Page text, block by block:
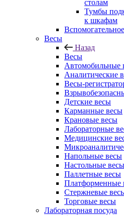
столам
Тумбы
к шкафам
Весы
Назад
Весы
Автомобильные
Аналитические
Весы-
Детские весы
Карманные весы
Крановые весы
Лабораторные
Медицинские
Напольные весы
Настольные весы
Паллетные весы
Платформенные
Стержневые
Торговые весы
Лабораторная посуда